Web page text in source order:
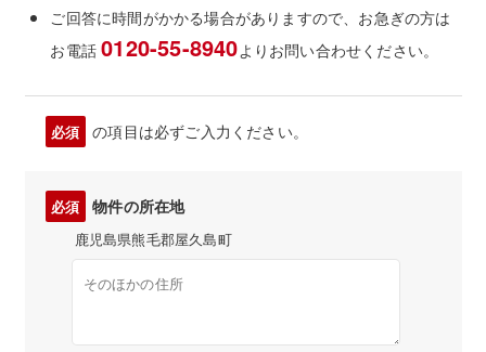
ご回答に時間がかかる場合がありますので、お急ぎの方は
お電話0120-55-8940よりお問い合わせください。
必須 の項目は必ずご入力ください。
必須 物件の所在地
鹿児島県熊毛郡屋久島町